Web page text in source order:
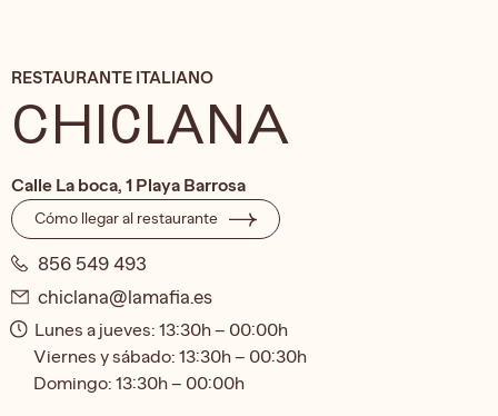
RESTAURANTE ITALIANO
CHICLANA
Calle La boca, 1 Playa Barrosa
Cómo llegar al restaurante
856 549 493
chiclana@lamafia.es
Lunes a jueves: 13:30h – 00:00h
Viernes y sábado: 13:30h – 00:30h
Domingo: 13:30h – 00:00h